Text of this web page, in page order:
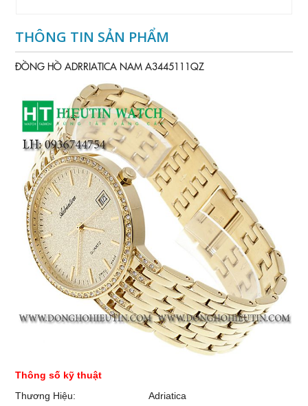
THÔNG TIN SẢN PHẨM
ĐỒNG HỒ ADRRIATICA NAM A3445111QZ
Thông số kỹ thuật
Thương Hiệu:
Adriatica